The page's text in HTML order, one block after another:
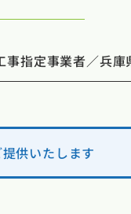
事指定事業者／兵庫
供いたします